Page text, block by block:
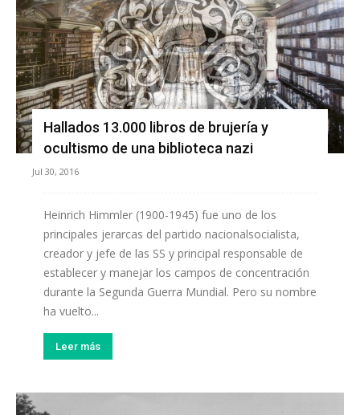
Hallados 13.000 libros de brujería y
ocultismo de una biblioteca nazi
Jul 30, 2016
Heinrich Himmler (1900-1945) fue uno de los
principales jerarcas del partido nacionalsocialista,
creador y jefe de las SS y principal responsable de
establecer y manejar los campos de concentración
durante la Segunda Guerra Mundial. Pero su nombre
ha vuelto...
Leer más